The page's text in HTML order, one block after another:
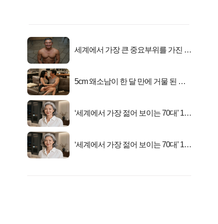
세계에서 가장 큰 중요부위를 가진 남
5cm 왜소남이 한 달 만에 거물 된 사
‘세계에서 가장 젊어 보이는 70대’ 1위
‘세계에서 가장 젊어 보이는 70대’ 1위